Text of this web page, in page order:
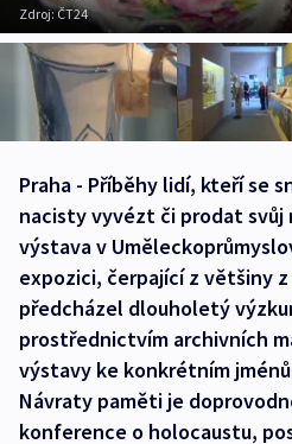
Zdroj:ČT24
Praha - Příběhy lidí, kteří se
nacisty vyvézt či prodat
výstava v
expozici, čerpající z většiny
předcházel dlouholetý
prostřednictvím archivních
výstavy ke konkrétním
Návraty paměti je
konference o holocaustu,